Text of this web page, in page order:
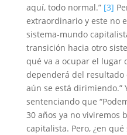
aquí, todo normal.” [3]
extraordinario y este no
sistema-mundo
transición hacia otro
qué va a ocupar el lugar
dependerá del
aún se está dirimiendo.”
sentenciando que
30 años ya no viviremos
capitalista. Pero, ¿en